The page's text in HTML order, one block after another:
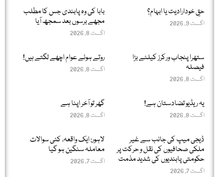
حقِ خودارادیت یا ابہام؟
اگست 9, 2026
بابا کی وہ پابندی جس کا مطلب
مجھے برسوں بعد سمجھ آیا
اگست 8, 2026
ستھرا پنجاب ورکرز کیلئے بڑا
فیصلہ
اگست 8, 2026
روتے ہوئے عوام اچھے لگتے ہیں!
اگست 8, 2026
یہ ریڈیو تضادستان ہے!
اگست 8, 2026
گھر تو آخر اپنا ہے
اگست 8, 2026
ڈیجی میپ کی جانب سے غیر
ملکی صحافیوں کی نقل و حرکت پر
حکومتی پابندیوں کی شدید مذمت
اگست 7, 2026
لاہور: ایک واقعہ، کئی سوالات
معاملہ سنگین ہو گیا
اگست 7, 2026